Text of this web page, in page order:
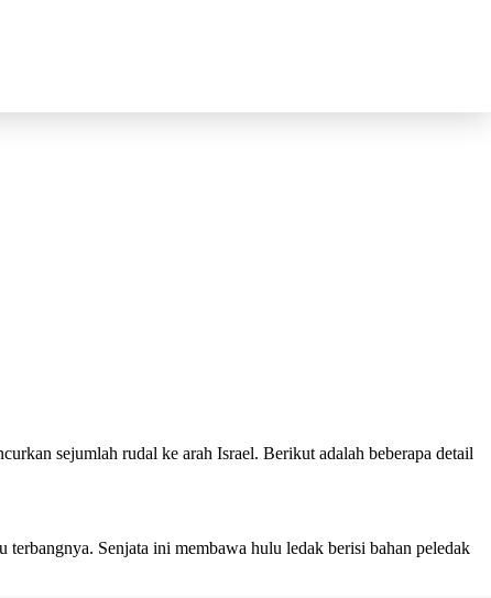
sejumlah rudal ke arah Israel. Berikut adalah beberapa detail
Senjata ini membawa hulu ledak berisi bahan peledak